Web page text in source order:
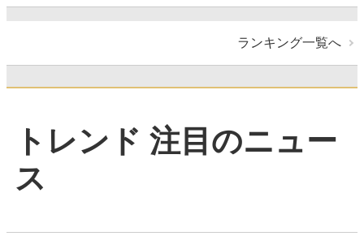
ランキング一覧へ
トレンド 注目のニュー
ス